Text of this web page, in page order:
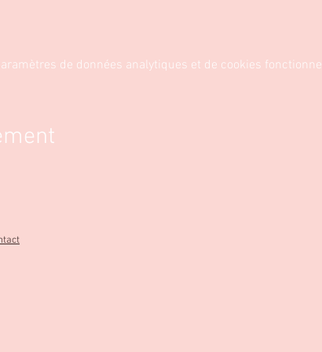
de données analytiques et de cookies